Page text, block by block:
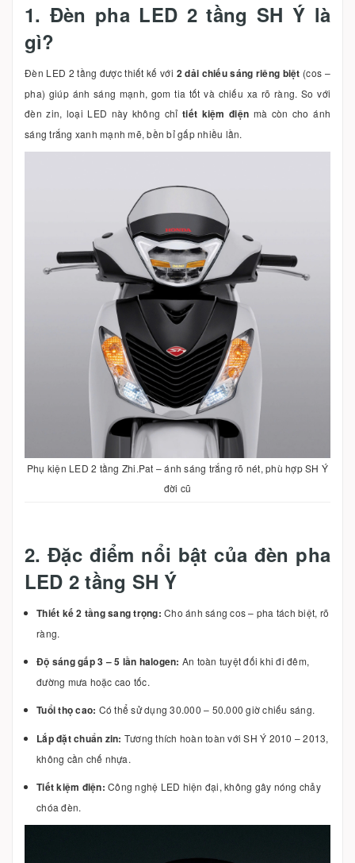
1. Đèn pha LED 2 tầng SH Ý là
gì?
Đèn LED 2 tầng được thiết kế với 2 dải chiếu sáng riêng biệt (cos –
pha) giúp ánh sáng mạnh, gom tia tốt và chiếu xa rõ ràng. So với
đèn zin, loại LED này không chỉtiết kiệm điện mà còn cho ánh
sáng trắng xanh mạnh mẽ, bền bỉ gấp nhiều lần.
Phụ kiện LED 2 tầng Zhi.Pat – ánh sáng trắng rõ nét, phù hợp SH Ý
đời cũ
2. Đặc điểm nổi bật của đèn pha
LED 2 tầng SH Ý
Thiết kế 2 tầng sang trọng: Cho ánh sáng cos – pha tách biệt, rõ
ràng.
Độ sáng gấp 3 – 5 lần halogen: An toàn tuyệt đối khi đi đêm,
đường mưa hoặc cao tốc.
Tuổi thọ cao: Có thể sử dụng 30.000 – 50.000 giờ chiếu sáng.
Lắp đặt chuẩn zin: Tương thích hoàn toàn với SH Ý 2010 – 2013,
không cần chế nhựa.
Tiết kiệm điện: Công nghệ LED hiện đại, không gây nóng chảy
chóa đèn.